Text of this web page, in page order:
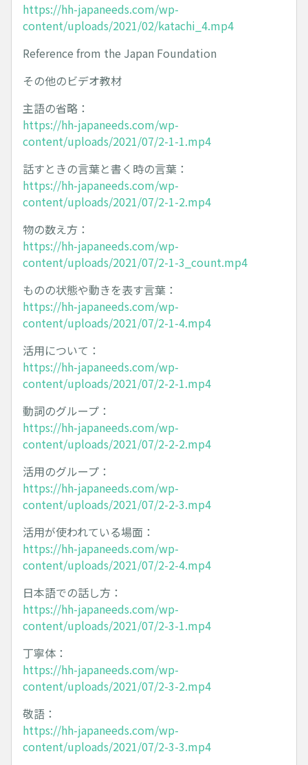
https://hh-japaneeds.com/wp-
content/uploads/2021/02/katachi_4.mp4
Reference from the Japan Foundation
その他のビデオ教材
主語の省略：
https://hh-japaneeds.com/wp-
content/uploads/2021/07/2-1-1.mp4
話すときの言葉と書く時の言葉：
https://hh-japaneeds.com/wp-
content/uploads/2021/07/2-1-2.mp4
物の数え方：
https://hh-japaneeds.com/wp-
content/uploads/2021/07/2-1-3_count.mp4
ものの状態や動きを表す言葉：
https://hh-japaneeds.com/wp-
content/uploads/2021/07/2-1-4.mp4
活用について：
https://hh-japaneeds.com/wp-
content/uploads/2021/07/2-2-1.mp4
動詞のグループ：
https://hh-japaneeds.com/wp-
content/uploads/2021/07/2-2-2.mp4
活用のグループ：
https://hh-japaneeds.com/wp-
content/uploads/2021/07/2-2-3.mp4
活用が使われている場面：
https://hh-japaneeds.com/wp-
content/uploads/2021/07/2-2-4.mp4
日本語での話し方：
https://hh-japaneeds.com/wp-
content/uploads/2021/07/2-3-1.mp4
丁寧体：
https://hh-japaneeds.com/wp-
content/uploads/2021/07/2-3-2.mp4
敬語：
https://hh-japaneeds.com/wp-
content/uploads/2021/07/2-3-3.mp4